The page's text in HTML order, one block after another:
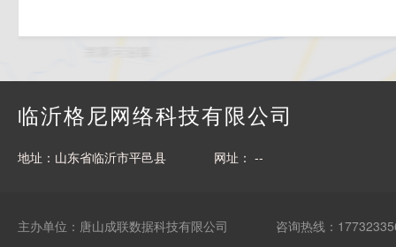
临沂格尼网络科技有限公司
地址：山东省临沂市平邑县 网址： --
主办单位：唐山成联数据科技有限公司 咨询热线：